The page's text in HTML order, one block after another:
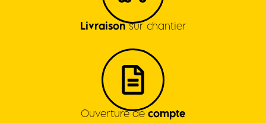
Livraisonsur chantier
Ouverture decompte